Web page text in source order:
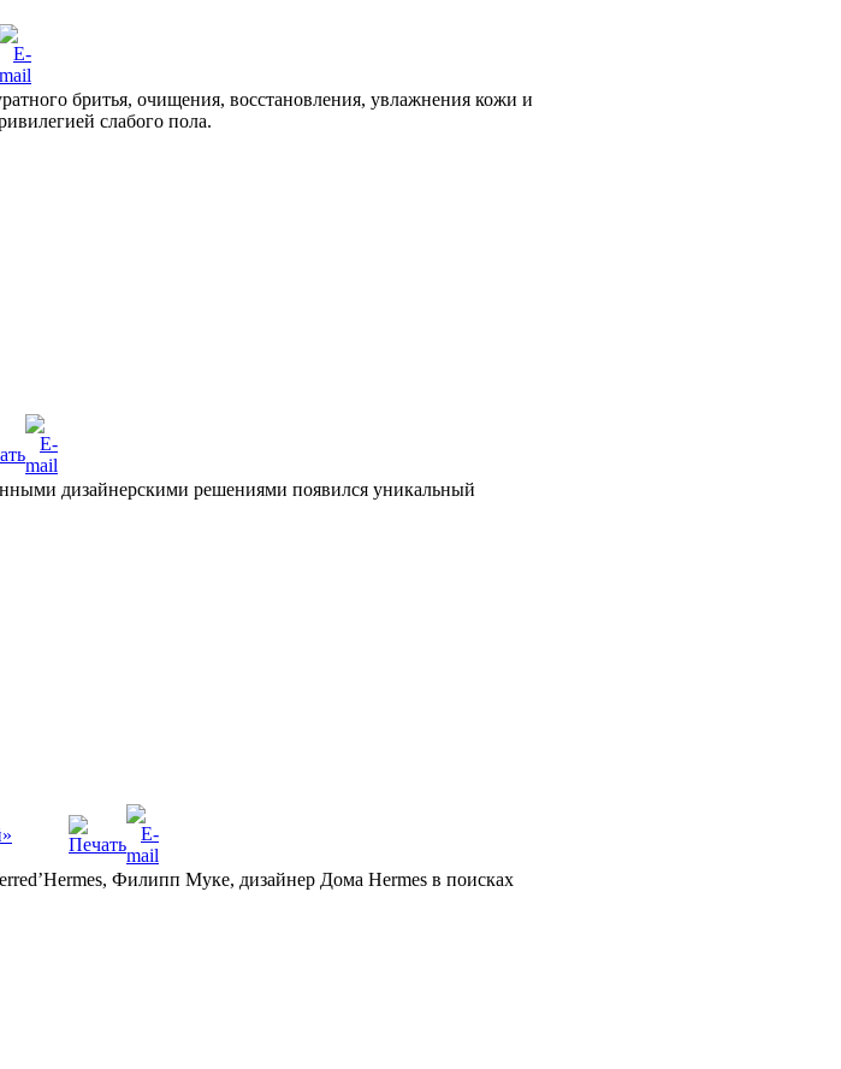
бритья, очищения, восстановления, увлажнения кожи и
слабого пола.
дизайнерскими решениями появился уникальный
Филипп Муке, дизайнер Дома Hermes в поисках